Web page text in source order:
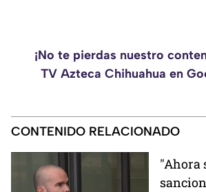
¡No te pierdas nuestro
TV Azteca Chihuahua en
CONTENIDO RELACIONADO
"Ahora